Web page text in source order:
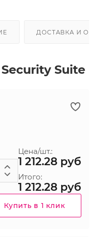
ДОСТАВКА И
Suite
Цена/шт.:
1 212.28 руб
Итого:
1 212.28 руб
Купить в 1 клик